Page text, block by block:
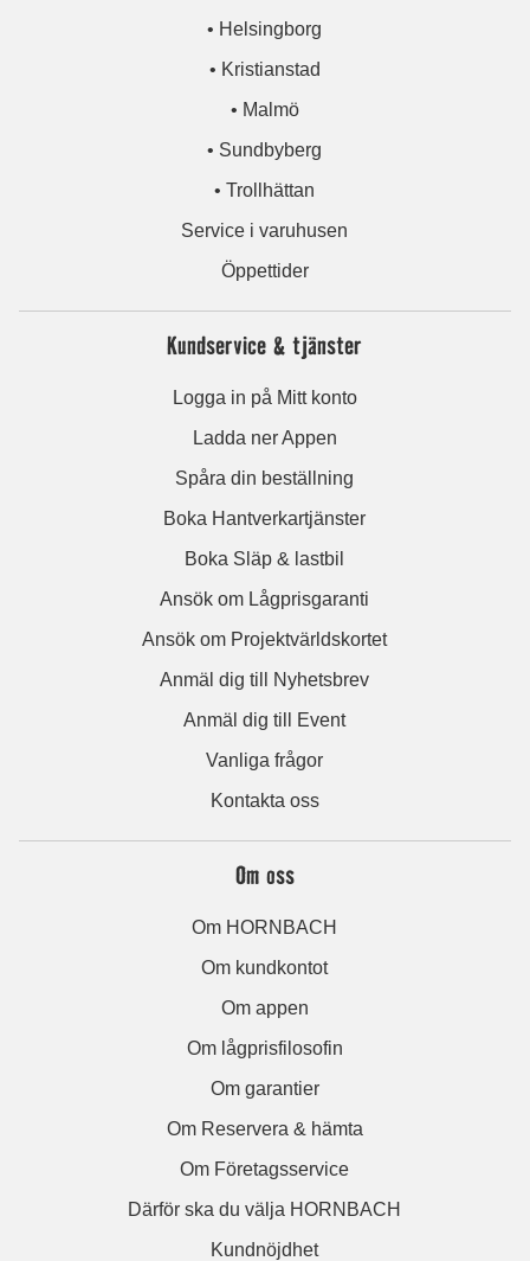
• Helsingborg
• Kristianstad
• Malmö
• Sundbyberg
• Trollhättan
Service i varuhusen
Öppettider
Kundservice & tjänster
Logga in på Mitt konto
Ladda ner Appen
Spåra din beställning
Boka Hantverkartjänster
Boka Släp & lastbil
Ansök om Lågprisgaranti
Ansök om Projektvärldskortet
Anmäl dig till Nyhetsbrev
Anmäl dig till Event
Vanliga frågor
Kontakta oss
Om oss
Om HORNBACH
Om kundkontot
Om appen
Om lågprisfilosofin
Om garantier
Om Reservera & hämta
Om Företagsservice
Därför ska du välja HORNBACH
Kundnöjdhet